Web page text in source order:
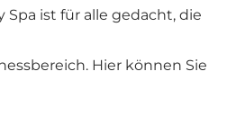
ist für alle gedacht, die
Hier können Sie